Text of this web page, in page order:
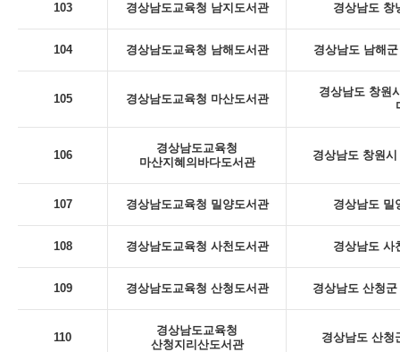
103 경상남도교육청 남지도서관 경상남도 창
104 경상남도교육청 남해도서관 경상남도 남해
105 경상남도교육청 마산도서관
경상남도 창원
106
경상남도교육청
마산지혜의바다도서관
경상남도 창원
107 경상남도교육청 밀양도서관 경상남도 밀
108 경상남도교육청 사천도서관 경상남도 사
109 경상남도교육청 산청도서관 경상남도 산청
110
경상남도교육청
산청지리산도서관
경상남도 산청